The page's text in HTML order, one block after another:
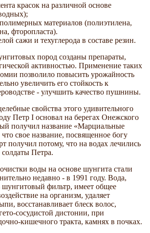
красок на различной основе
материалов (полиэтилена,
фторопласта).
сажи и техуглерода в составе резин.
пород созданы препараты,
активностью. Применение таких
позволило повысить урожайность
увеличить его стойкость к
- улучшить качество пушнины.
свойства этого удивительного
Петр I основал на берегах Онежского
получил название «Марциальные
свое название, посвященное богу
получил потому, что на водах лечились
Петра.
воды на основе шунгита стали
недавно - в 1991 году. Вода,
шунгитовый фильтр, имеет общее
на организм, удаляет
восстанавливает блеск волос,
сосудистой дистонии, при
кишечного тракта, камнях в почках.